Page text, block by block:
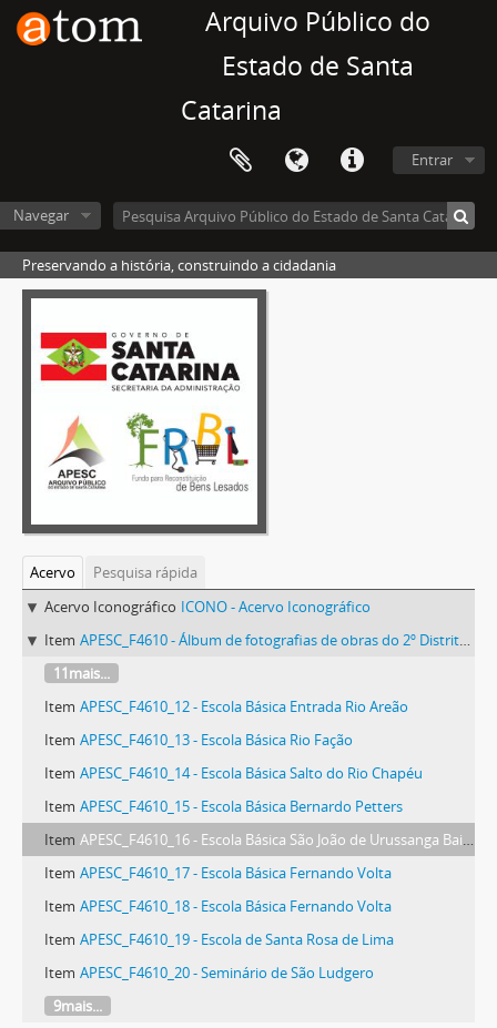
Arquivo Público do
Estado de Santa
Catarina
Entrar
Navegar
Preservando a história, construindo a cidadania
Acervo
Pesquisa rápida
Acervo Iconográfico ICONO - Acervo Iconográfico
Item APESC_F4610 - Álbum de fotografias de obras do 2º Distrito do Departamento Autônomo de Edificações - DAE
11mais...
Item APESC_F4610_12 - Escola Básica Entrada Rio Areão
Item APESC_F4610_13 - Escola Básica Rio Fação
Item APESC_F4610_14 - Escola Básica Salto do Rio Chapéu
Item APESC_F4610_15 - Escola Básica Bernardo Petters
Item APESC_F4610_16 - Escola Básica São João de Urussanga Baixa
Item APESC_F4610_17 - Escola Básica Fernando Volta
Item APESC_F4610_18 - Escola Básica Fernando Volta
Item APESC_F4610_19 - Escola de Santa Rosa de Lima
Item APESC_F4610_20 - Seminário de São Ludgero
9mais...